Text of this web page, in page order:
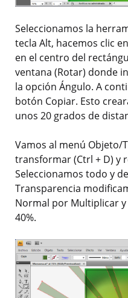
Seleccionamos la
tecla Alt, hacemos clic
en el centro del
ventana (Rotar) donde
la opción Ángulo. A
botón Copiar. Esto
unos 20 grados de
Vamos al menú Objeto/
transformar (Ctrl + D) y
Seleccionamos todo y
Transparencia
Normal por Multiplicar
40%.